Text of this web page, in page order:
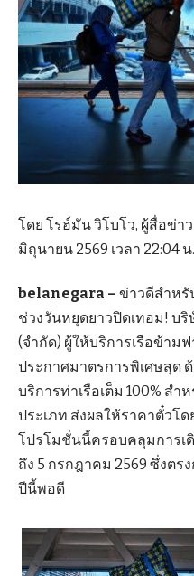
โดย โรฮ์มัน วิโบโว, ผู้สื่อข่า
มิถุนายน 2569 เวลา 22:04 น.
belanegara – ข่าวดีสำหรั
ช่วงวันหยุดยาวปิดเทอม! บริ
(จำกัด) ผู้ให้บริการเรือข้าม
ประกาศมาตรการพิเศษสุด
บริการท่าเรือเต็ม 100% ส
ประเภท ส่งผลให้ราคาตั๋วโ
โปรโมชั่นนี้ครอบคลุมการเ
ถึง 5 กรกฎาคม 2569 ซึ่งตร
ปีนี้พอดี